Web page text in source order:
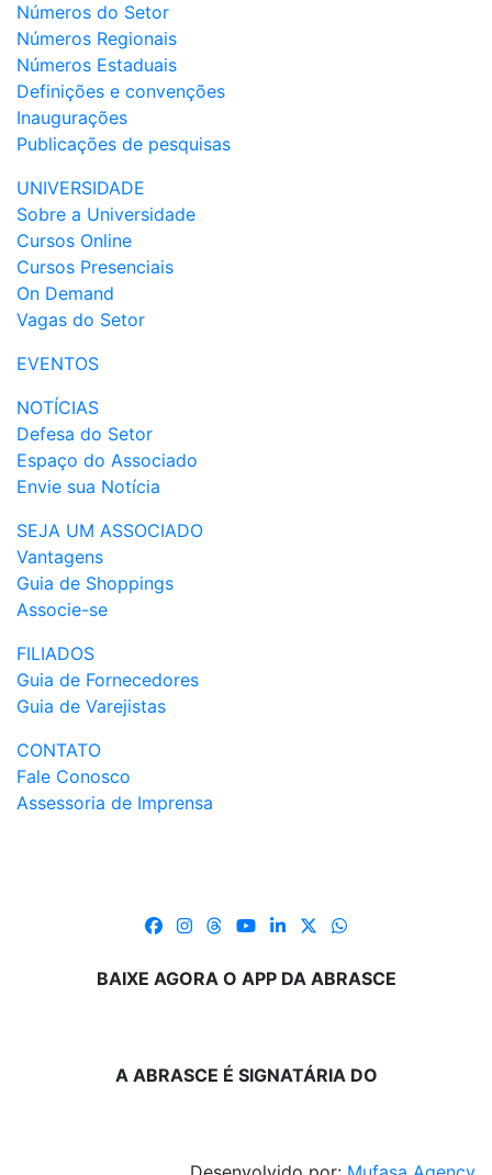
Números do Setor
Números Regionais
Números Estaduais
Definições e convenções
Inaugurações
Publicações de pesquisas
UNIVERSIDADE
Sobre a Universidade
Cursos Online
Cursos Presenciais
On Demand
Vagas do Setor
EVENTOS
NOTÍCIAS
Defesa do Setor
Espaço do Associado
Envie sua Notícia
SEJA UM ASSOCIADO
Vantagens
Guia de Shoppings
Associe-se
FILIADOS
Guia de Fornecedores
Guia de Varejistas
CONTATO
Fale Conosco
Assessoria de Imprensa
BAIXE AGORA O APP DA ABRASCE
A ABRASCE É SIGNATÁRIA DO